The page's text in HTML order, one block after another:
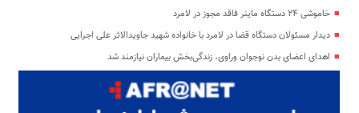
خاموشی ۲۴ دستگاه ماینر فاقد مجوز در لامرد
دیدار مسئولان دستگاه قضا در لامرد با خانواده شهید جاویدالاثر علی اجرایی
اهدای اعضای بدن نوجوان وراوی، زندگی‌بخش بیماران نیازمند شد